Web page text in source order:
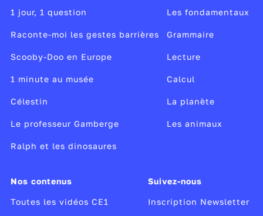
connaissance des acquis de chacun de ses élèves.
1 jour, 1 question
Raconte-moi les gestes barrières
Scooby-Doo en Europe
1 minute au musée
Célestin
Le professeur Gamberge
Ralph et les dinosaures
Les fondamentaux
Grammaire
Lecture
Calcul
La planète
Les animaux
Nos contenus
Toutes les vidéos CE1
Suivez-nous
Inscription Newsletter